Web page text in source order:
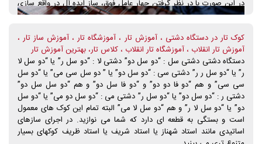
در این صورت با در نظر گرفتن چهار عامل فوق، ساز ایده آل در واقع سازی
است که تناسبی بین سه مورد اول با قیمت آن بر قرار باشد (به شرطی که
سازی با چه کیفیتی را خواهان است می توان به یک ساز، نام ساز "ایده ال"
را داد یعنی سازی که قیمت آن با کیفیتش تناسب داشته باشد، که البته این
امر برای اکثر خریداران ساز بسیار حائز اهمیت است، و هر چقدر یک هنرجو
برای خرید ساز بخواهد بیشتر هزینه کند این موضوع حساس تر نیز می
شود. کلیه ی سازها از لحاظ کیفیت عموما به سه محدوده تقسیم می شوند:
1- سازهای با کیفیت بالا 2- سازهایی با کیفیت متوسط 3- سازهای با کیفیت
پایین (بی کیفیت) حال شرح مختصری درباره ی کیفیت: اینکه که گفته می
شود سازی درجه یک یا دارای کیفیت بالایی است دقیقا به چه معنی است؟
برای کلیه ادوات موسیقی در وهله ی اول، "کیفیت صدای ساز"، حائز اهمیت
کوک تار در دستگاه دشتی ، آموزش تار ، آموزشگاه تار ، آموزش ساز تار ،
آموزش تار انقلاب ، آموزشگاه تار انقلاب ، کلاس تار، بهترین آموزش تار
دستگاه دشتی دشتی سل : “دو سل دو” دشتی لا : “دو سل ر” یا “دو سل لا
ر” یا “دو سل ر ر” دشتی سی : “دو سل دو” یا ” دو سل سی می” یا “دو سل
سی سی” و هم “دو فا دو دو” و “دو فا سل دو” و هم “دو سل سل دو”
دشتی ر : “دو سل دو” یا “دو سل ر” دشتی می : “دو سل دو می” یا “دو سل
دو” یا “دو سل لا ر” و هم “دو سل لا می” البته تمام این کوک های معمول
است و بستگی به قطعه ای دارد که شما می نوازید. در اجرای سازهای
اساتیدی مانند استاد شهناز یا استاد شریف یا استاد ظریف کوکهای بسیار